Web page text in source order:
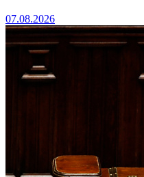
07.08.2026